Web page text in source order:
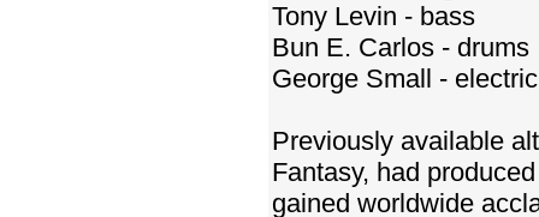
Tony Levin - bass
Bun E. Carlos - drums
George Small -
Previously available
Fantasy, had
gained worldwide